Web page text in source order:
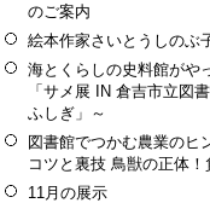
のご案内
絵本作家さいとうしのぶ
海とくらしの史料館がや
「サメ展 IN 倉吉市立図
ふしぎ」～
図書館でつかむ農業のヒ
コツと裏技 鳥獣の正体！
11月の展示